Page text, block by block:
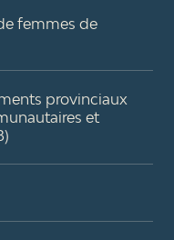
femmes de
provinciaux
et